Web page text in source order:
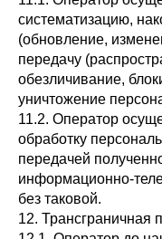
систематизацию,
(обновление,
передачу
обезличивание,
уничтожение
11.2. Оператор
обработку
передачей
информационно-
без таковой.
12. Трансграничная